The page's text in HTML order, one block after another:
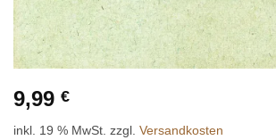
9,99 €
inkl. 19 % MwSt. zzgl. Versandkosten